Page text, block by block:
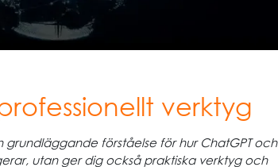
verktyg
grundläggande förståelse för hur ChatGPT och
utan ger dig också praktiska verktyg och